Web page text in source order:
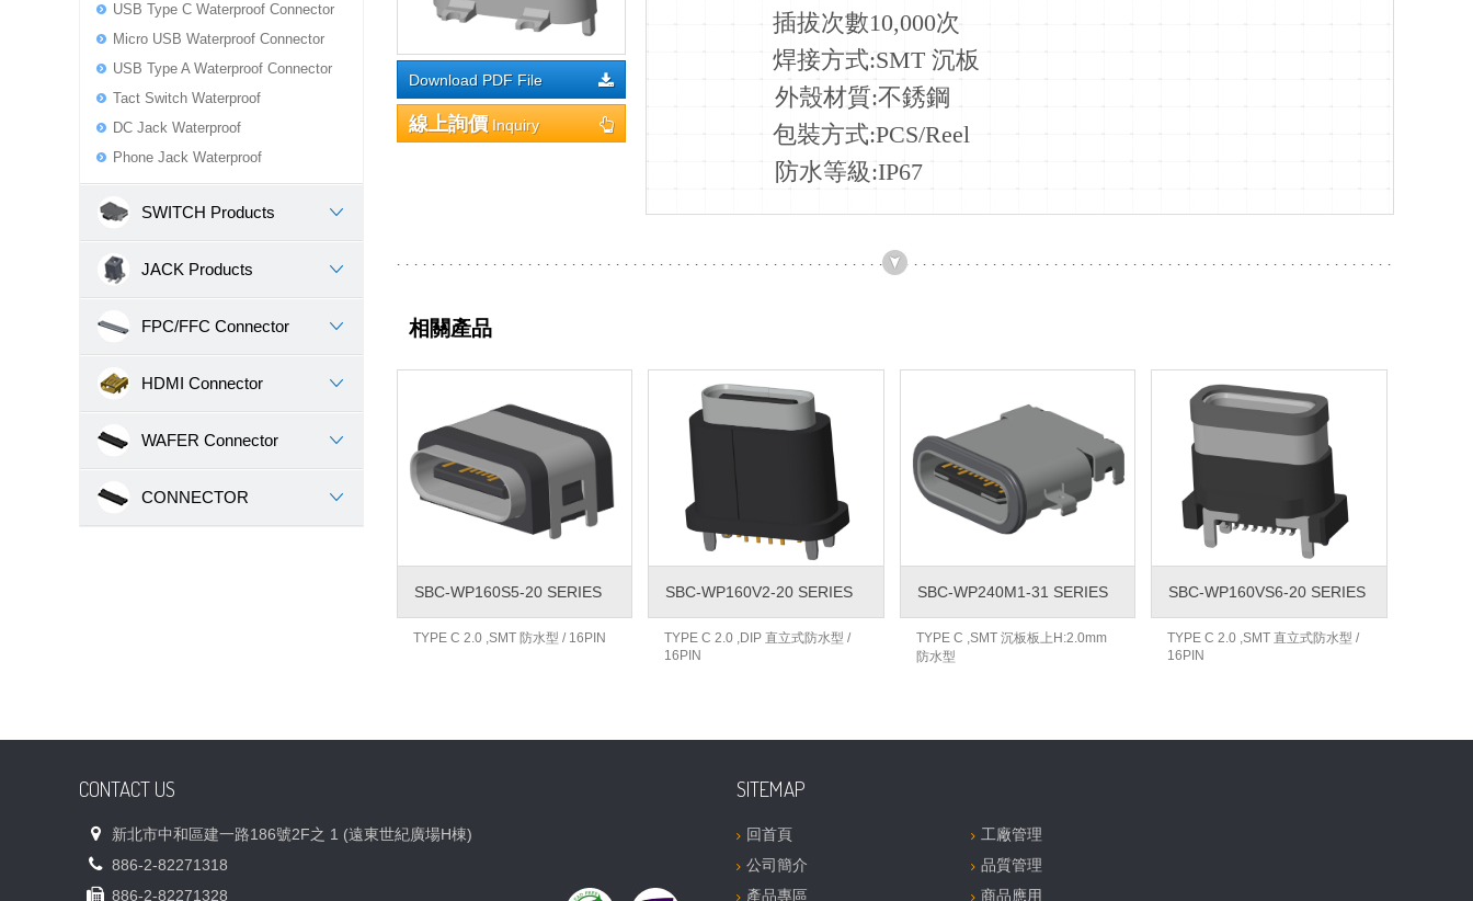
USB Type C Waterproof Connector
Micro USB Waterproof Connector
USB Type A Waterproof Connector
Tact Switch Waterproof
DC Jack Waterproof
Phone Jack Waterproof
SWITCH Products
JACK Products
FPC/FFC Connector
HDMI Connector
WAFER Connector
CONNECTOR
Download PDF File
線上詢價Inquiry
插拔次數10,000次
焊接方式:SMT 沉板
外殼材質:不銹鋼
包裝方式:PCS/Reel
防水等級:IP67
相關產品
SBC-WP160S5-20 SERIES
TYPE C 2.0 ,SMT 防水型 / 16PIN
SBC-WP160V2-20 SERIES
TYPE C 2.0 ,DIP 直立式防水型 /
16PIN
SBC-WP240M1-31 SERIES
TYPE C ,SMT 沉板板上H:2.0mm
防水型
SBC-WP160VS6-20 SERIES
TYPE C 2.0 ,SMT 直立式防水型 /
16PIN
CONTACT US
新北市中和區建一路186號2F之 1 (遠東世紀廣場H棟)
886-2-82271318
886-2-82271328
SITEMAP
回首頁
公司簡介
產品專區
工廠管理
品質管理
商品應用